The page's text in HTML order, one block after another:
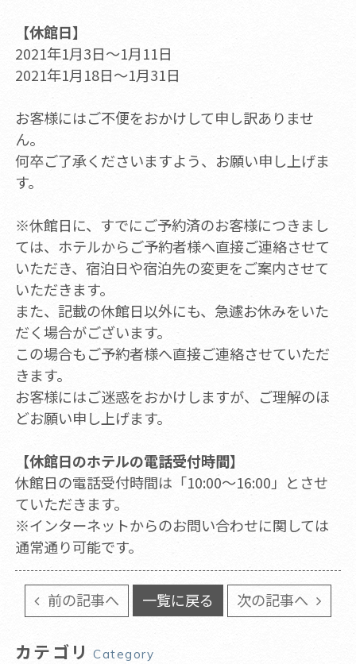
【休館日】
2021年1月3日～1月11日
2021年1月18日～1月31日
お客様にはご不便をおかけして申し訳ありませ
ん。
何卒ご了承くださいますよう、お願い申し上げま
す。
※休館日に、すでにご予約済のお客様につきまし
ては、ホテルからご予約者様へ直接ご連絡させて
いただき、宿泊日や宿泊先の変更をご案内させて
いただきます。
また、記載の休館日以外にも、急遽お休みをいた
だく場合がございます。
この場合もご予約者様へ直接ご連絡させていただ
きます。
お客様にはご迷惑をおかけしますが、ご理解のほ
どお願い申し上げます。
【休館日のホテルの電話受付時間】
休館日の電話受付時間は「10:00～16:00」とさせ
ていただきます。
※インターネットからのお問い合わせに関しては
通常通り可能です。
前の記事へ 一覧に戻る 次の記事へ
カテゴリ Category